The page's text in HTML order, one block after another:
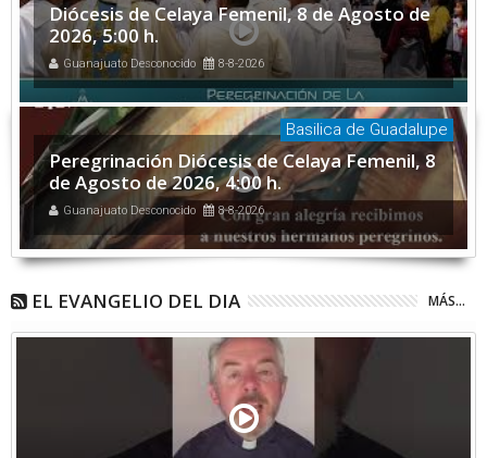
Diócesis de Celaya Femenil, 8 de Agosto de
2026, 5:00 h.
Guanajuato Desconocido 8-8-2026
Basilica de Guadalupe
Peregrinación Diócesis de Celaya Femenil, 8
de Agosto de 2026, 4:00 h.
Guanajuato Desconocido 8-8-2026
EL EVANGELIO DEL DIA MÁS...